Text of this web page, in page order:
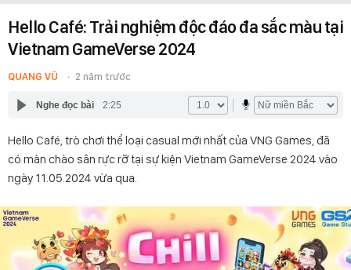
Hello Café: Trải nghiệm độc đáo đa sắc màu tại
Vietnam GameVerse 2024
QUANG VŨ 2 năm trước
Nghe đọc bài 2:25
Hello Café, trò chơi thể loại casual mới nhất của VNG Games, đã
có màn chào sân rực rỡ tại sự kiện Vietnam GameVerse 2024 vào
ngày 11.05.2024 vừa qua.